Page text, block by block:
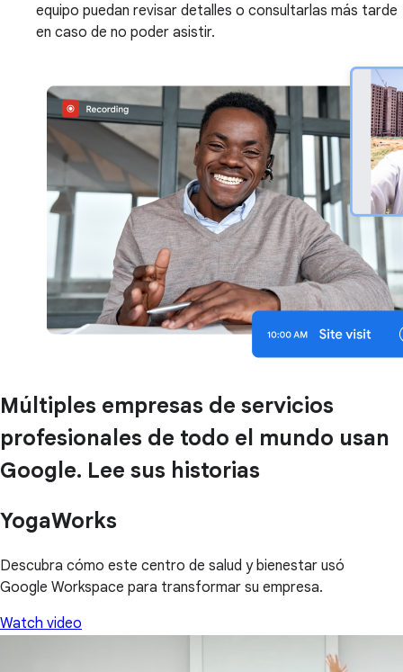
equipo puedan revisar detalles o consultarlas más tarde
en caso de no poder asistir.
Múltiples empresas de servicios
profesionales de todo el mundo usan
Google. Lee sus historias
YogaWorks
Descubra cómo este centro de salud y bienestar usó
Google Workspace para transformar su empresa.
Watch video